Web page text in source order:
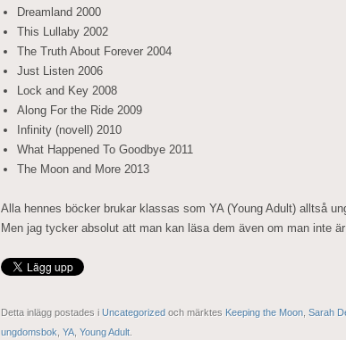
Dreamland 2000
This Lullaby 2002
The Truth About Forever 2004
Just Listen 2006
Lock and Key 2008
Along For the Ride 2009
Infinity (novell) 2010
What Happened To Goodbye 2011
The Moon and More 2013
Alla hennes böcker brukar klassas som YA (Young Adult) alltså
Men jag tycker absolut att man kan läsa dem även om man inte är
Detta inlägg postades i Uncategorized och märktes Keeping the Moon Sarah
ungdomsbok YA Young Adult